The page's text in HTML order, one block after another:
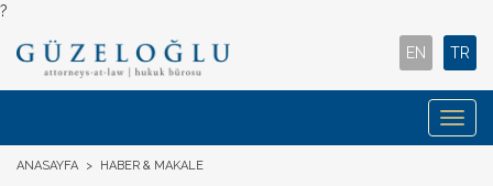
?
EN TR
ANASAYFA > HABER & MAKALE